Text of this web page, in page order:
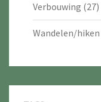
Verbouwing (27)
Wandelen/hiken